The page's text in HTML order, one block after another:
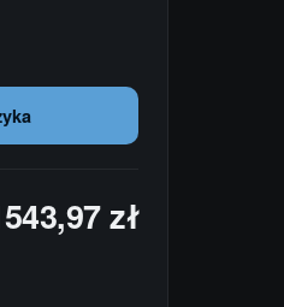
zł